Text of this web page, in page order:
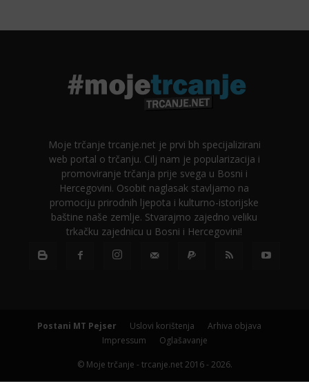
Moje trčanje trcanje.net je prvi bh specijalizirani
web portal o trčanju. Cilj nam je popularizacija i
promoviranje trčanja prije svega u Bosni i
Hercegovini. Osobit naglasak stavljamo na
promociju prirodnih ljepota i kulturno-istorijske
baštine naše zemlje. Stvarajmo zajedno veliku
trkačku zajednicu u Bosni i Hercegovini!
Postani MT Pejser Uslovi korištenja
Arhiva objava
Impressum
Oglašavanje
© Moje trčanje - trcanje.net 2016 - 2026.